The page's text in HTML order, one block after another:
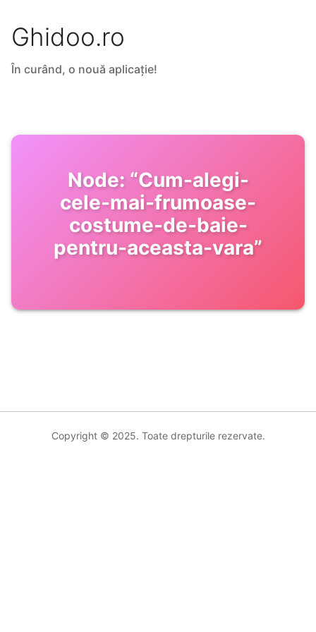
Ghidoo.ro
În curând, o nouă aplicație!
Node: “Cum-alegi-
cele-mai-frumoase-
costume-de-baie-
pentru-aceasta-vara”
Copyright © 2025. Toate drepturile rezervate.